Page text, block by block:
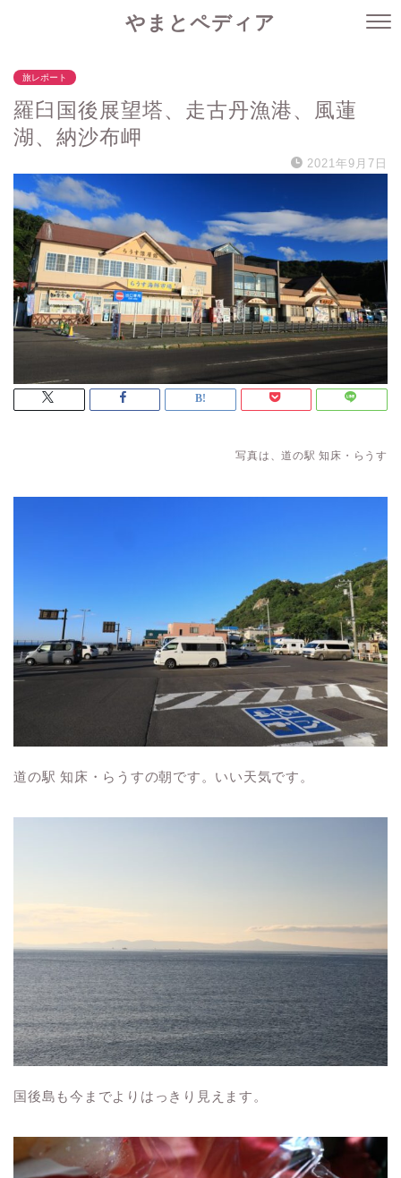
やまとペディア
旅レポート
羅臼国後展望塔、走古丹漁港、風蓮
湖、納沙布岬
2021年9月7日
写真は、道の駅 知床・らうす
道の駅 知床・らうすの朝です。いい天気です。
国後島も今までよりはっきり見えます。